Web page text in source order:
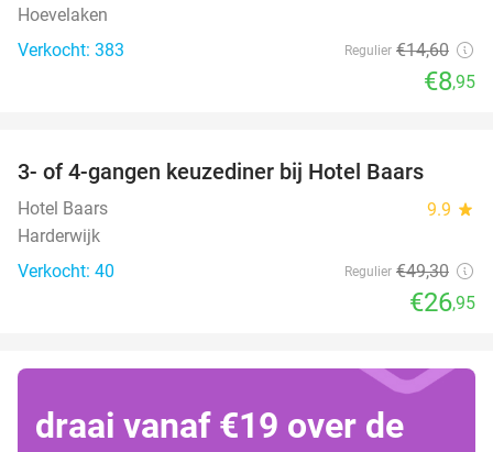
Hoevelaken
Verkocht: 383
Regulier €14,60
€8,95
3- of 4-gangen keuzediner bij Hotel Baars
Hotel Baars 9.9 star
Harderwijk
Verkocht: 40
Regulier €49,30
€26,95
draai vanaf €19 over de